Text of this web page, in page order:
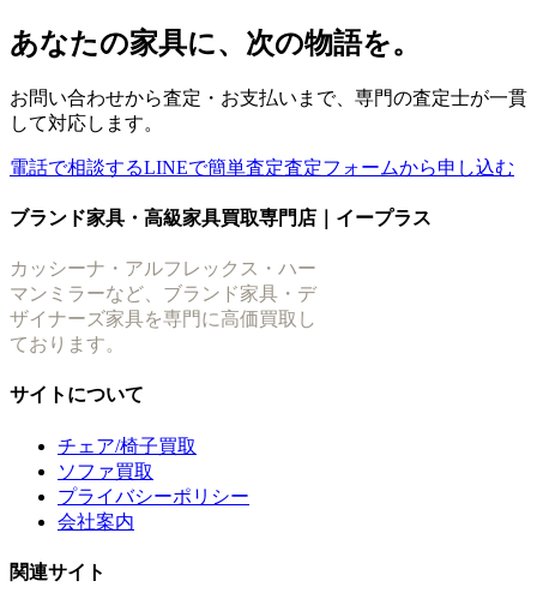
あなたの家具に、次の物語を。
お問い合わせから査定・お支払いまで、専門の査定士が一貫
して対応します。
電話で相談するLINEで簡単査定査定フォームから申し込む
ブランド家具・高級家具買取専門店｜イープラス
カッシーナ・アルフレックス・ハー
マンミラーなど、ブランド家具・デ
ザイナーズ家具を専門に高価買取し
ております。
サイトについて
チェア/椅子買取
ソファ買取
プライバシーポリシー
会社案内
関連サイト